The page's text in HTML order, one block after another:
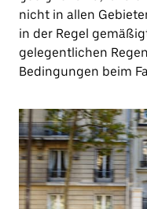
nicht in allen
in der Regel
gelegentlichen
Bedingungen beim